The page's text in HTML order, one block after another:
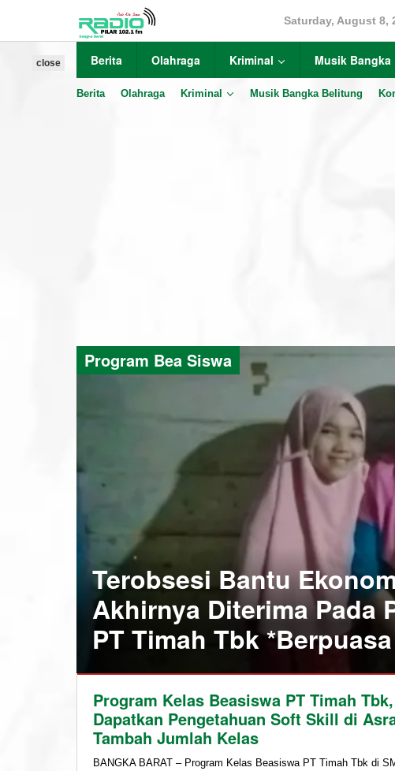
content
Saturday, August 8,
Berita Olahraga Kriminal Musik
Berita Olahraga Kriminal Musik Bangka Belitung
close
Terobsesi Bantu
Akhirnya Diterima Pada
PT Timah Tbk
Barat,
BUMN
Program
Siswa ,
Program Bea Siswa
Program Kelas Beasiswa PT Timah
Dapatkan Pengetahuan Soft Skill di
Tambah Jumlah Kelas
BANGKA BARAT – Program Kelas Beasiswa PT Timah Tbk di